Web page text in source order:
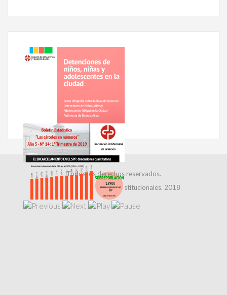
Todos los derechos reservados.
Dirección de Relaciones Institucionales. 2018